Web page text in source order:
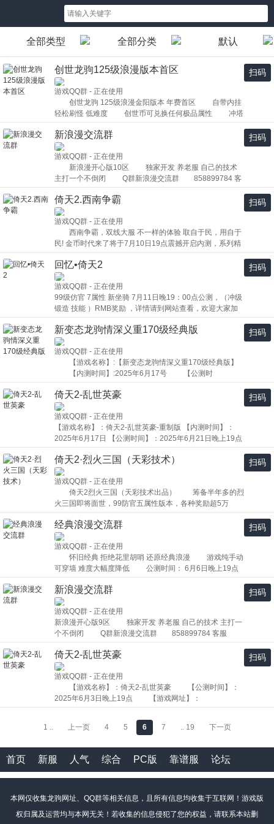
全部类型 全部分类 默认
创世龙驹125级浪漫版本首区
游戏QQ群 - 正在使用
创世龙驹 125级浪漫金阳版本 年费首区 自带内挂
轻松刷怪 低难度 创世币可兑换任何极品属性 冲塔
可砸 120金刚+9 拥有进阶式VIP 副本 双重顶级副本
物理刀系列 拥有单刀重刀双刀三种物理武器 零氪
福利 总区装备免费置换新区装备 活动多多 定期举办
PVP大赛 OX奖励 国战 内测活动 1.内测泡点两千
分钟得初始极品狩猎 2. 内测PVP大赛 第一名奖励
亮金套包 至尊VIP 第二名奖励 亮金套包 打怪坐骑
包 3. 内测摆摊抽奖 单次中奖 每人每次 三万商城币
4. 内侧期间打到所有商城币 吃掉 （所有商城币保留）
打到创世币联系客服兑换点卡1=1万 内侧期间宣传每
个群3000点卡，龙驹群（群内不低于50人）上不封顶
内侧期间连续转发QQ空间、微信朋友圈每天奖励1万商城
500点卡/600人封顶（机器人不算） 公测锻造奖励 第
一名锻造125武器奖励 BOSS封印符 200个 第一名锻
造125衣服奖励 BOSS封印符 200 家族模式 族长必须
125级 成员等级要求120级以上10名 统一名称 例如 创世丶
xx 2.族长奖励 一阶极品5属性宝宝一对+10万点卡
3.家族成员奖励 每人奖励赤火金刚套（无属性宝石）
+3w点卡 每个IP限制一个 4.家族帮派整体奖励 100只
顶级BOSS 888只野蛮大帝 游戏网址
http://cs.longju2.top/index.php 客服QQ 4823298
游戏交流群 1055750672
扫码
新浪漫交流群
游戏QQ群 - 正在使用
新浪漫开心版10区 独家开发 养老服 自己的技术
主打一个不倒闭 Q群新浪漫交流群 858899784 客
服QQ：1403860 1、打到的点卡吃掉 保留点卡
2、转伏羲活动 限制20把1个号 每把奖励金刚套 3、打
到的消费卷找管理兑换点卡 1个消费卷兑换500点卡 公
测活动 当天冲级奖励 所有RMB玩家不参与冲级奖励
随后连续5天XO 砸到135级 足够支撑打怪
扫码
倚天2.西南争霸
游戏QQ群 - 正在使用
西南争霸，双线大服 不一样的体验 取自于民，用自于
民! 金币时代来了将于7月10日19点震撼开启内测，系列精
彩活动和丰厚大礼蓄势待发，你还在等什么赶紧上车吧!
内测时间2025年-7月-8日-19点 公测时间2025
年-7月-11日-19点 内测活动介绍: 现金奖励 1.打死
神箱子活动，通过亡灵塔通关击杀最终Boss死神获得，每
个死神箱子可兑换5元。 2.荣誉战场活动，每天不定时
开放，在战场里面杀人可以随机获得1-50点卡。 3.内
放。 4.内测期间每天不定时抽取10名幸运儿，每人奖
励18.88，喊话 摆摊 打陨石 打boss 杀人提升 共取10名)。
5.内测开启在线时长排行榜活动，第一名奖励200元，
第二名奖励100元，第三名奖励50元 6.内测开启寻找
buq和建议活动，找出一个视情况奖励，最高奖励666元
转换秘笈 8.公测活动奖金超5万，活动奖励以官网跟
QQ群为准 9.内测的爆率不代表公测爆率，请不要以内
测为准 O0:34179245 QQ群:733544415
扫码
回忆•倚天2
游戏QQ群 - 正在使用
99级仿官 7属性 新坐骑 7月11日晚19：00点公测，（冲级
锻造 技能 ）RMB奖励 ，详情请到网站查看，欢迎大家加
入！
扫码
新变态龙驹情深义重170级经典版
游戏QQ群 - 正在使用
【游戏名称】:【新变态龙驹情深义重170级经典版】
【内测时间】:2025年6月17号 【公测时
间】:2025年6月21号 【客服QQ】:252026153
【游戏QQ群】:475044985 【游戏网址】:
http://newbt.yt2d.com 历时15年，永恒经典，感谢新
老玩家风风雨雨的陪伴。曾经说过一起仗剑走天涯‘剑却丢
了’留下的只是年少青春和曾经的回忆，诚邀各位喜欢变态
龙驹的玩家一起激情。独家制作，创作新颖 170级高
外流浪的龙驹玩家加入新变态龙驹，一直被模仿，从未被
超越。打怪数量兑换抢怪发型、顶级材料 新增新副
本、新BOSS、回收系统、新宠物，新炫酷时装，一键换装
功能，幸运大转盘 激情久久，友情长久 ，散人好混，
组团更爽，冲级无压力。 鞋子，盾牌能镶石头。去除
副本，荣誉战场，战场杀人获得随机奖励 170级以后
等级 装备及新玩法陆续开放 诚邀各位玩家一起征战沙场。
本服定期举行各种活动（国战，怪物攻城，xo），OX
限制同IP进5个号（国战可获得兑换积分） 所有材料游
戏均可打到合成，让你不花一分钱玩转变态龙驹，泡点系
统均可获得青龙材料以及点卡，亡灵塔9层自行兑换天龙材
料。打到1688碎片可兑换天龙炫酷三件套，888碎片可兑
换怪时装二件套。 ☆☆☆☆☆☆【内侧活动】
☆☆☆☆☆☆ （宣传一个群200点，倚天2群/龙驹群不
低于30人，100群封顶) 内测打点卡不删（要吃掉）
在线满2888分钟（增予点卡5000点）一个ip限制1个
号参与 内测期间连续转发QQ空间及说说奖励5千点
卡。 转物理52伏羲刀，每把赠与1000点卡。 转
技能25 赠与点卡 2000点 每个ip限制物理10把 技能5把。
转物理59.60每把5000点卡无上限，转技能27每把
5000点卡无上限。 一旦发现有人同一ip多领冒领 以上
这两项奖励取消。 6月20号晚上8点半举行170级内测
怪时装（1个月）点卡4万，幸运轮盘40个 第二名：奖
励西装打怪时装（1个月）点卡3万，幸运轮盘30个 第
三名：奖励怪礼盒一个包含一把满属性75物理刀、点卡2
万，幸运轮盘10个 ☆☆☆☆☆☆【公测活动】
☆☆☆☆☆☆ 第一名:1名 奖励5万商城点卷、赠送160
名:1名 奖励4万商城点卷、赠送怪腰带一条，暗黑天使召唤
书10个。 第三名:1名 奖励3万商城点卷、赠送怪礼包
一个自带75物理刀一把 第四到十五名：奖励2万点商
扫码
倚天2-乱世英豪
游戏QQ群 - 正在使用
【游戏名称】：倚天2-乱世英豪-重制版 【内测时间】：
2025年6月17日 【公测时间】：2025年6月21日晚上19点
【游戏网址】： https://www.yt2-lsyh.cn/ 【客服QQ】:
254500086【游戏QQ群】:694653375 【游戏版本】：经
典仿官99级 五属性版本 无六七属性 ----------游戏内活动与
奖励详情------------ 活动①------技能书回收活动： 内测期间
掉落的 < \\\"剑气 \\\"剑魔\\\" > 每本\\\"200\\\"点回收 活动②---
---死神宝箱回收活动： 内测期间掉落的 < \\\"死神宝箱\\\" >
羲转出< \\\"55物理\\\" >以上的 每把1000点回收 活动④------
点卡回收： 内测期间掉落的点卡可以保留到公测 活动⑤----
--推广活动： 内测期间推广玩家进群，每个人100点卡 活
动⑥------摆摊喊话活动： 内测期间，不定时抽奖，喊话、
摆摊玩家、中奖玩家奖励1W点卡 内测活动限制： ①：技
羲每个IP限制10把 ④：掉落的点卡请不要吃掉！交给客
服，否则无效。 ⑤：抽奖活动，如果当前玩家不在线视作
无效。
扫码
倚天2·烈火三国（天彩技术）
游戏QQ群 - 正在使用
倚天2烈火三国（天彩技术出品） 筹备半年多的烈
火三国即将面世，99防官五属性版本，各种奖励超5万
1、拉人奖励，拉一人起步3块，第一名奖励666
2、内测活动奖励超五千 ①内测开启每晚活动抽取幸运
儿送现金 ②内测开启各种排行榜送现金活动 ③内
测开启打死神箱子换现金活动 更多活动详情请加群
3、公测开启冲级活动 4、公测开启各种排行榜送
现金活动 5、公测开启打红包换现金活动 所有奖
客服Q：158534444
扫码
经典浪漫交流群
游戏QQ群 - 正在使用
怀旧经典 拒绝花里胡哨 还原经典浪漫 游戏纯手动
可穿墙 难度大幅度降低 公测时间： 6月6日晚上19点
震撼公测 客服QQ： 2498900295 新区交流群：
777589892 总区交流群：628148862 抖音直播
212000451 每天直播间晚上7点到12点 福袋抽奖 各种游戏
道具 游戏网址： http://jd5.yt2004.com/ 游戏特色
双重冲级奖励 三职业盾牌 打架PK 打金交易 散人福利
组团冲塔 牛人泡点 新颖活动 家族奖励 本服支持冲塔
海岛 会员副本 等各种经典BOOS 初始角色自带宝宝 游
扫码
新浪漫交流群
游戏QQ群 - 正在使用
新浪漫开心版9区 独家开发 养老服 自己的技术 主打一
个不倒闭 Q群新浪漫交流群 858899784 客服
QQ1403860 内侧活动 1 打到的点卡吃掉 保留点
卡
扫码
倚天2-乱世英豪
游戏QQ群 - 正在使用
【游戏名称】：倚天2-乱世英豪 【公测时间】：
2025年6月3日晚上19点 【游戏网址】：
http://www.yt2-lsyh.cn 【客服QQ】: 762534773【游
戏QQ群】:789716030 内侧公测万元现金奖励拿到手
软。装备材料保值。 游戏内活动与奖励详情：
气，剑魔，可以兑换点卡400点。 2：内侧期间死神宝
箱一个兑换500点卡。 3：内侧期间剑猛技能书一套一
传语，宣传图，每天三遍，累计三天获得:8000点卡
5：拉人进群奖励1-10人每人奖励1000点卡，10-20人每人
奖励2000点卡，20-60人每人奖励3000点卡 确保奖励
扫码
1 .. 上一页 4 5 6 7 .. 19 下一页
首页 新服 人气 综合 PC版 靠谱服 论坛
本网仅收集龙驹网址、QQ群等相关信息，且所有信息均收集于互联网！游戏版
权归属及运营均与本网无关！若收集的信息侵犯了您的权益，请联系本站删